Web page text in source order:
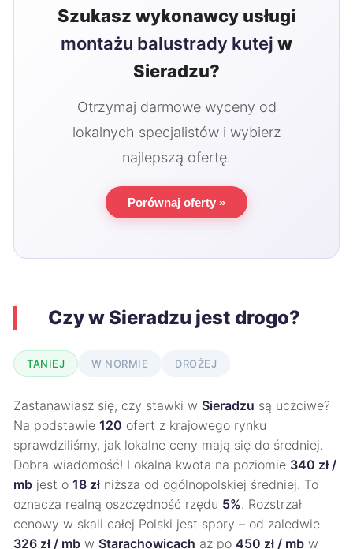
Szukasz wykonawcy usługi
montażu balustrady kutej w
Sieradzu?
Otrzymaj darmowe wyceny od
lokalnych specjalistów i wybierz
najlepszą ofertę.
Porównaj oferty »
Czy w Sieradzu jest drogo?
TANIEJ W NORMIE DROŻEJ
Zastanawiasz się, czy stawki w Sieradzu są uczciwe?
Na podstawie 120 ofert z krajowego rynku
sprawdziliśmy, jak lokalne ceny mają się do średniej.
Dobra wiadomość! Lokalna kwota na poziomie 340 zł /
mb jest o 18 złniższa od ogólnopolskiej średniej. To
oznacza realną oszczędność rzędu 5%. Rozstrzał
cenowy w skali całej Polski jest spory – od zaledwie
326 zł / mb w Starachowicach aż po 450 zł / mb w